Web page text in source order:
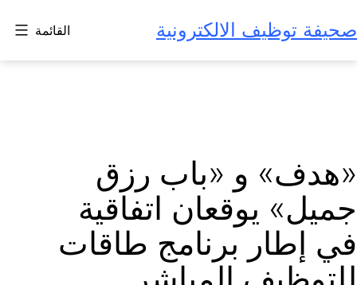
إلى
المحتوى
صحيفة توظيف الالكترونية القائمة
«هدف» و «باب رزق
جميل» يوقعان اتفاقية
في إطار برنامج طاقات